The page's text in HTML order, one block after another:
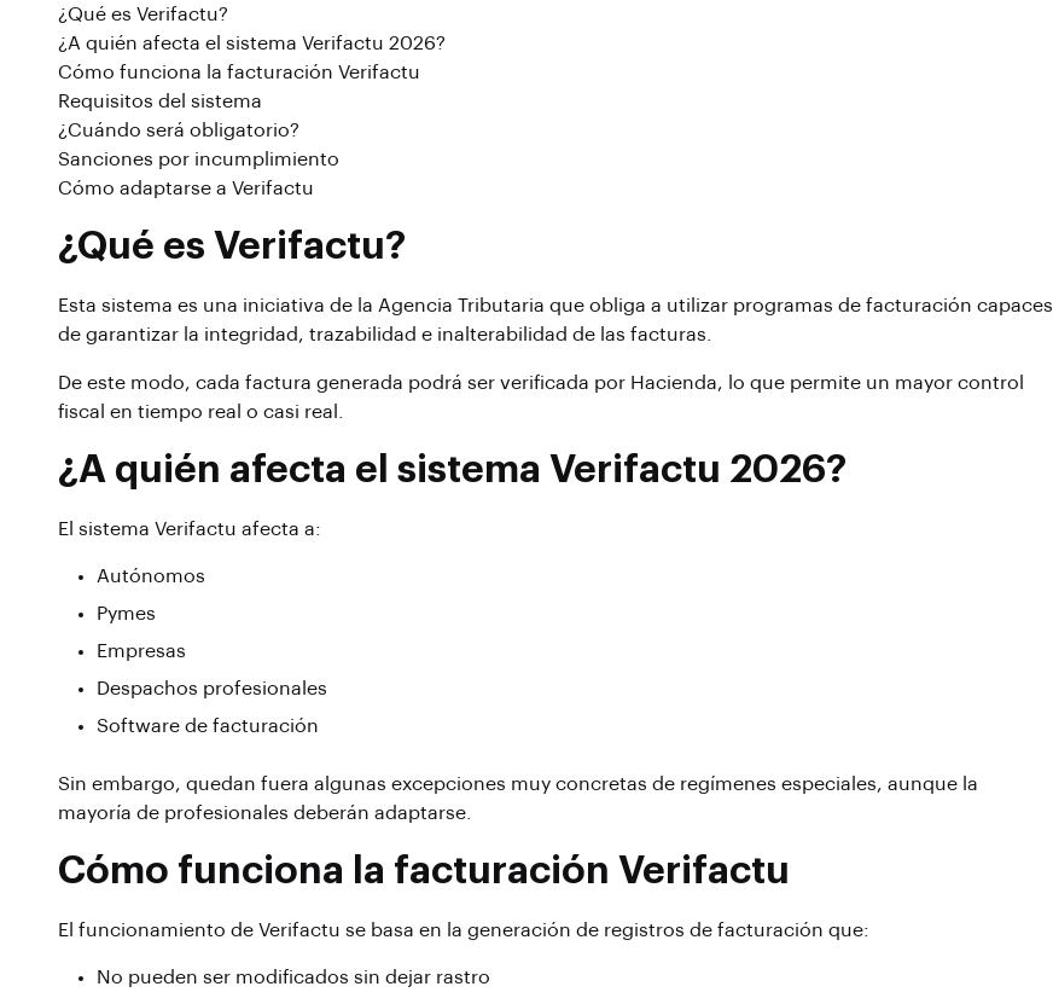
¿Qué es Verifactu?
¿A quién afecta el sistema Verifactu 2026?
Cómo funciona la facturación Verifactu
Requisitos del sistema
¿Cuándo será obligatorio?
Sanciones por incumplimiento
Cómo adaptarse a Verifactu
¿Qué es Verifactu?
Esta sistema es una iniciativa de la Agencia Tributaria que obliga a utilizar programas de facturación capaces
de garantizar la integridad, trazabilidad e inalterabilidad de las facturas.
De este modo, cada factura generada podrá ser verificada por Hacienda, lo que permite un mayor control
fiscal en tiempo real o casi real.
¿A quién afecta el sistema Verifactu 2026?
El sistema Verifactu afecta a:
Autónomos
Pymes
Empresas
Despachos profesionales
Software de facturación
Sin embargo, quedan fuera algunas excepciones muy concretas de regímenes especiales, aunque la
mayoría de profesionales deberán adaptarse.
Cómo funciona la facturación Verifactu
El funcionamiento de Verifactu se basa en la generación de registros de facturación que:
No pueden ser modificados sin dejar rastro